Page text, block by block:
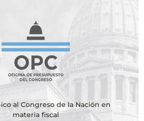
al Congreso de la Nación en
materia fiscal